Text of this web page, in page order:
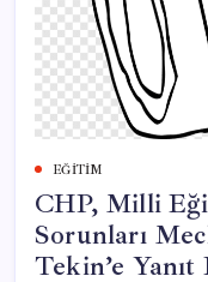
EĞITIM
CHP, Milli
Sorunları
Tekin’e